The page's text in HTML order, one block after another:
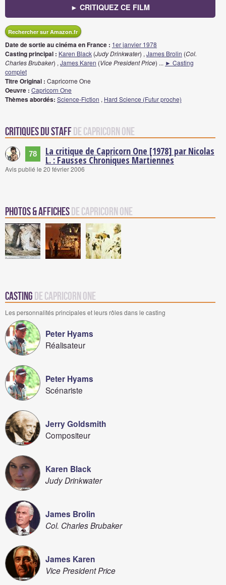
► CRITIQUEZ CE FILM
Rechercher sur Amazon.fr
Date de sortie au cinéma en France : 1er janvier 1978
Casting principal : Karen Black (Judy Drinkwater) , James Brolin (Col.
Charles Brubaker) , James Karen (Vice President Price) ... ► Casting
complet
Titre Original : Capricorne One
Oeuvre : Capricorn One
Thèmes abordés: Science-Fiction , Hard Science (Futur proche)
Critiques du staffde Capricorn One
78 La critique de Capricorn One [1978] par Nicolas
L. : Fausses Chroniques Martiennes
Avis publié le 20 février 2006
Photos & Affichesde Capricorn One
Casting de Capricorn One
Les personnalités principales et leurs rôles dans le casting
Peter Hyams
Réalisateur
Peter Hyams
Scénariste
Jerry Goldsmith
Compositeur
Karen Black
Judy Drinkwater
James Brolin
Col. Charles Brubaker
James Karen
Vice President Price